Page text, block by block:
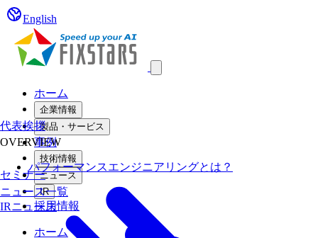
English
ホーム
企業情報
製品・サービス
事例
技術情報
セミナーニュース
ニュース一覧
IR
採用情報
ホーム
代表挨拶
OVERVIEW
パフォーマンスエンジニアリングとは？
IRニュース